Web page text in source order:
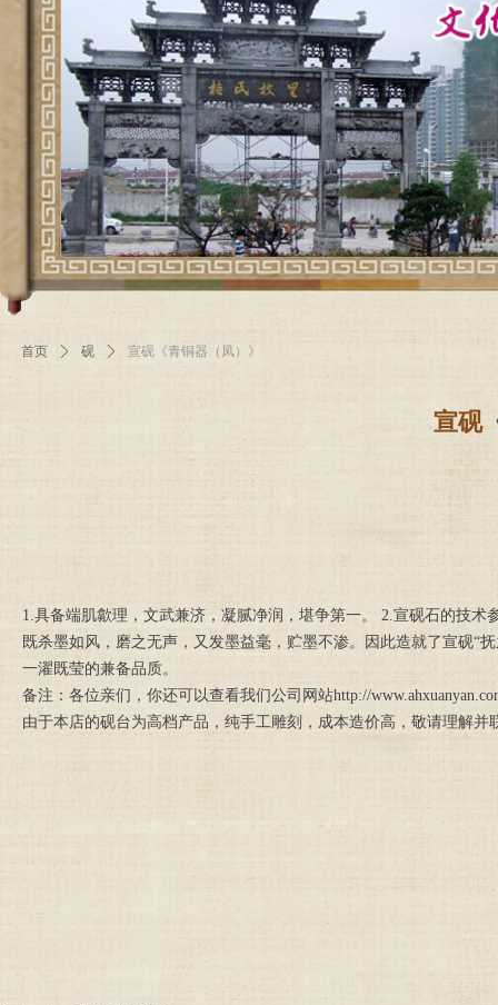
首页 ꄲ 砚 ꄲ 宣砚《青铜器（凤）》
宣砚
1.具备端肌歙理，文武兼济，凝腻净润，堪争第一。 2.宣砚石的技
既杀墨如风，磨之无声，又发墨益毫，贮墨不渗。因此造就了宣砚“
一濯既莹的兼备品质。
备注：各位亲们，你还可以查看我们公司网站http://
由于本店的砚台为高档产品，纯手工雕刻，成本造价高，敬请理解